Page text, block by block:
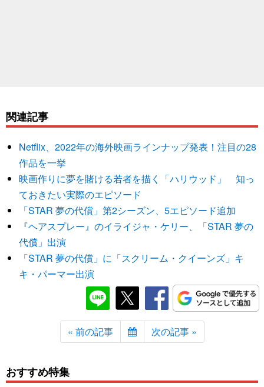
関連記事
Netflix、2022年の海外映画ラインナップ発表！注目の28
作品を一挙
映画作りに夢を賭ける若者を描く「ハリウッド」 知っ
ておきたい実際のエピソード
「STAR 夢の代償」第2シーズン、5エピソード追加
『ヘアスプレー』のイライジャ・ケリー、「STAR 夢の
代償」出演
「STAR 夢の代償」に「スクリーム・クイーンズ」キ
キ・パーマー出演
« 前の記事 次の記事 »
おすすめ特集